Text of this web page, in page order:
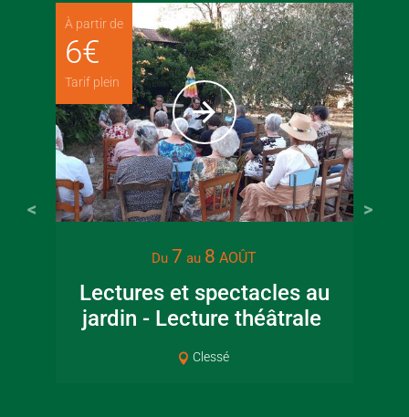
À partir de
6€
Tarif plein
Du 7 au 8 AOÛT
Lectures et spectacles au
jardin - Lecture théâtrale
Clessé